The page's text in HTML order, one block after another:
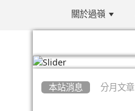
關於過嶺
本站消息 分月文章